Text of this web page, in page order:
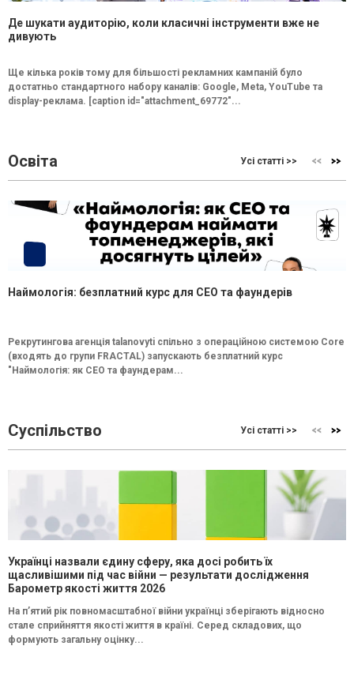
Де шукати аудиторію, коли класичні інструменти вже не
дивують
Ще кілька років тому для більшості рекламних кампаній було
достатньо стандартного набору каналів: Google, Meta, YouTube та
display-реклама. [caption id="attachment_69772"...
Освіта Усі статті >>
Наймологія: безплатний курс для CEO та фаундерів
Рекрутингова агенція talanovyti спільно з операційною системою Core
(входять до групи FRACTAL) запускають безплатний курс
"Наймологія: як СEO та фаундерам...
Суспільство Усі статті >>
Українці назвали єдину сферу, яка досі робить їх
щасливішими під час війни — результати дослідження
Барометр якості життя 2026
На п’ятий рік повномасштабної війни українці зберігають відносно
стале сприйняття якості життя в країні. Серед складових, що
формують загальну оцінку...